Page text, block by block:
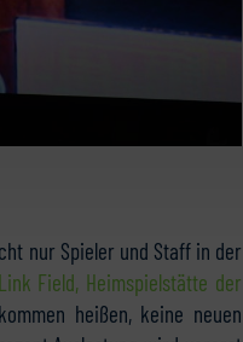
nur Spieler und Staff in der
Field, Heimspielstätte der
heißen, keine neuen